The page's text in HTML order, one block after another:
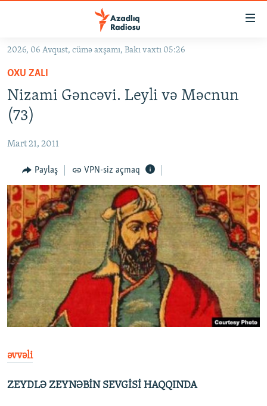
Əsas
qayıt
Əsas
naviqasiyaya
qayıt
KORRUPSIOMETR
#ƏSLINDƏ
FƏRQƏ BAX
QANUNI DOĞRU
ARAŞDIRMA
MULTIMEDIA
VIDEO
FOTOQALEREYA
İNFOQRAFIKA
KARIKATURA
RADIO ARXIV
OXU ZALI
AZƏRBAYCAN ƏDƏBIYYATI KITABXANASI
İSLAM VƏ DEMOKRATIYA
İZ - MƏDƏNIYYƏT PROQRAMI
HAQQIMIZDA
MISSIYAMIZ
PEŞƏ ETIKASI VƏ JURNALISTIKA STANDARTLARIMIZ
MATERIALLARIMIZDAN ISTIFADƏ
BIZIMLƏ ƏLAQƏ
XƏBƏR BÜLLETENLƏRIMIZ
BIZI IZLƏ
2026, 06 Avqust, cümə axşamı, Bakı vaxtı 05:26
OXU ZALI
Nizami Gəncəvi. Leyli və Məcnun
(73)
Mart 21, 2011
Paylaş VPN-siz açmaq
əvvəli
ZEYDLƏ ZEYNƏBİN SEVGİSİ HAQQINDA